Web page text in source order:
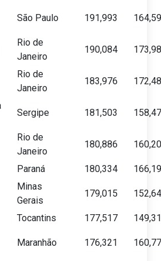
São Paulo 191,993
Rio de
Janeiro
190,084
Rio de
Janeiro
183,976
Sergipe 181,503
Rio de
Janeiro
180,886
Paraná 180,334
Minas
Gerais
179,015
Tocantins 177,517
Maranhão 176,321